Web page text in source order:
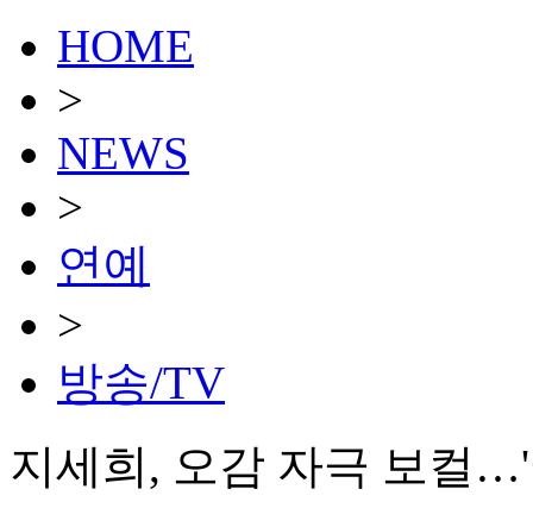
HOME
>
NEWS
>
연예
>
방송/TV
지세희, 오감 자극 보컬